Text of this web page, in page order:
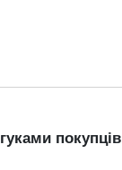
покупців